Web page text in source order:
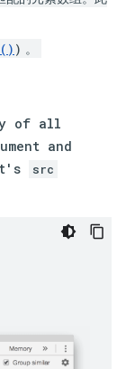
) 。
of all
and
src